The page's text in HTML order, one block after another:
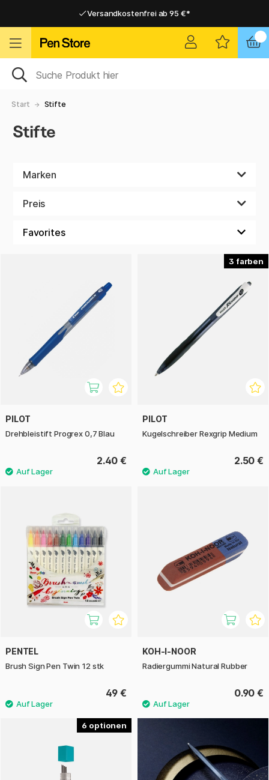
Versandkostenfrei ab 95 €*
Versandkostenfrei ab 95 €*
Start Stifte
Stifte
Marken
Preis
PILOT
Drehbleistift Progrex 0,7 Blau
2.40 €
3
PILOT
Kugelschreiber Rexgrip Medium
2.50 €
PENTEL
Brush Sign Pen Twin 12 stk
49 €
KOH-I-NOOR
Radiergummi Natural Rubber
0.90 €
6